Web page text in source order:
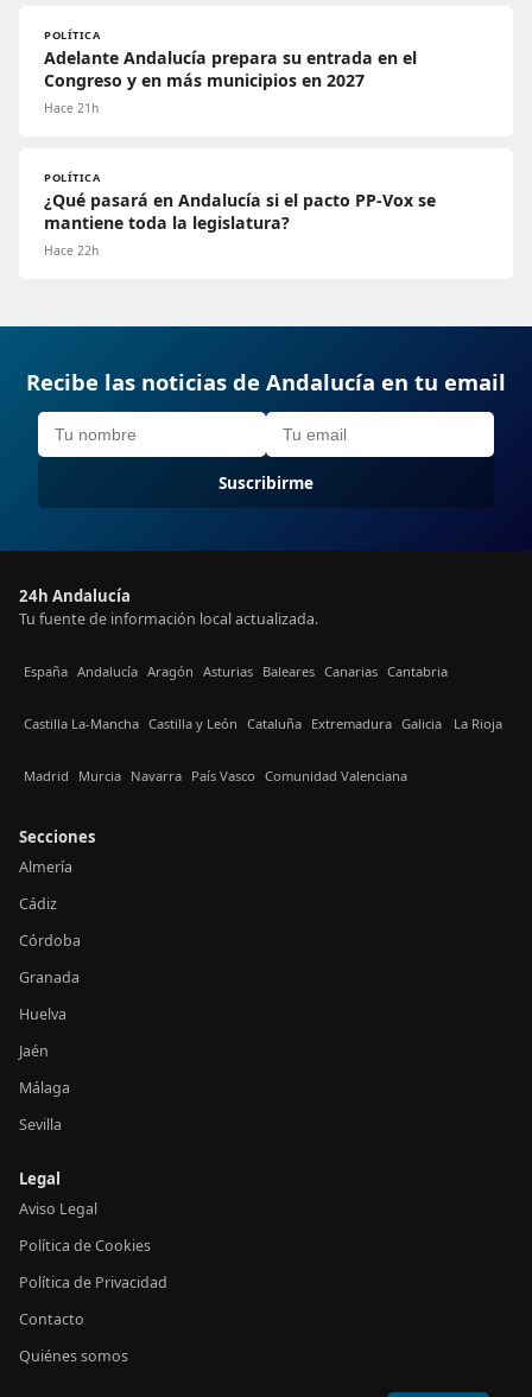
POLÍTICA
Adelante Andalucía prepara su entrada en el
Congreso y en más municipios en 2027
Hace 21h
POLÍTICA
¿Qué pasará en Andalucía si el pacto PP-Vox se
mantiene toda la legislatura?
Hace 22h
Recibe las noticias de Andalucía en tu email
Suscribirme
24h Andalucía
Tu fuente de información local actualizada.
España Andalucía Aragón Asturias Baleares Canarias Cantabria
Castilla La-Mancha Castilla y León Cataluña Extremadura Galicia La Rioja
Madrid Murcia Navarra País Vasco Comunidad Valenciana
Secciones
Almería
Cádiz
Córdoba
Granada
Huelva
Jaén
Málaga
Sevilla
Legal
Aviso Legal
Política de Cookies
Política de Privacidad
Contacto
Quiénes somos